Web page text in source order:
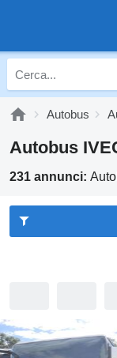
Autobus
Autobus
231 annunci: